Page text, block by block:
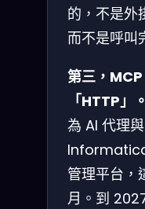
的，不是
而不是呼叫
第三，
「HTTP」。
為 AI 代理
管理平台，
月。到